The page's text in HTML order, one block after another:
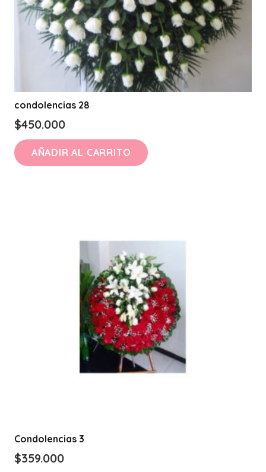
condolencias 28
$450.000
AÑADIR AL CARRITO
Condolencias 3
$359.000